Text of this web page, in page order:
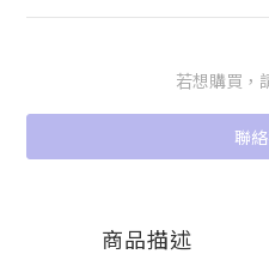
若想購買，
聯
商品描述